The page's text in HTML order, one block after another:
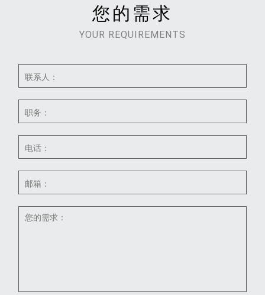
您的需求
YOUR REQUIREMENTS